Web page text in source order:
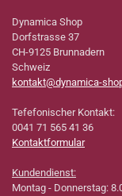
Dynamica Shop
Dorfstrasse 37
CH-9125 Brunnadern
Schweiz
kontakt@dynamica-
Tefefonischer Kontakt:
0041 71 565 41 36
Kontaktformular
Kundendienst:
Montag - Donnerstag: